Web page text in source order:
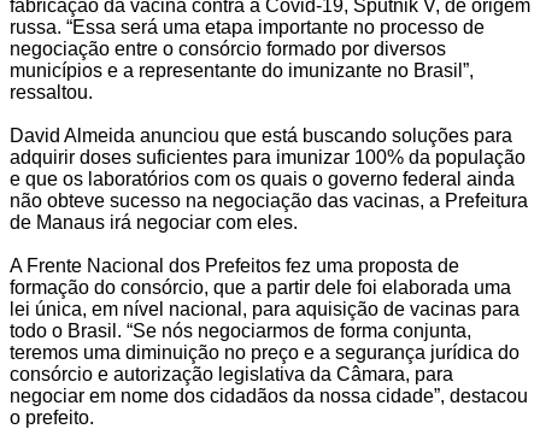
fabricação da vacina contra a Covid-19, Sputnik V, de origem
russa. “Essa será uma etapa importante no processo de
negociação entre o consórcio formado por diversos
municípios e a representante do imunizante no Brasil”,
ressaltou.
David Almeida anunciou que está buscando soluções para
adquirir doses suficientes para imunizar 100% da população
e que os laboratórios com os quais o governo federal ainda
não obteve sucesso na negociação das vacinas, a Prefeitura
de Manaus irá negociar com eles.
A Frente Nacional dos Prefeitos fez uma proposta de
formação do consórcio, que a partir dele foi elaborada uma
lei única, em nível nacional, para aquisição de vacinas para
todo o Brasil. “Se nós negociarmos de forma conjunta,
teremos uma diminuição no preço e a segurança jurídica do
consórcio e autorização legislativa da Câmara, para
negociar em nome dos cidadãos da nossa cidade”, destacou
o prefeito.